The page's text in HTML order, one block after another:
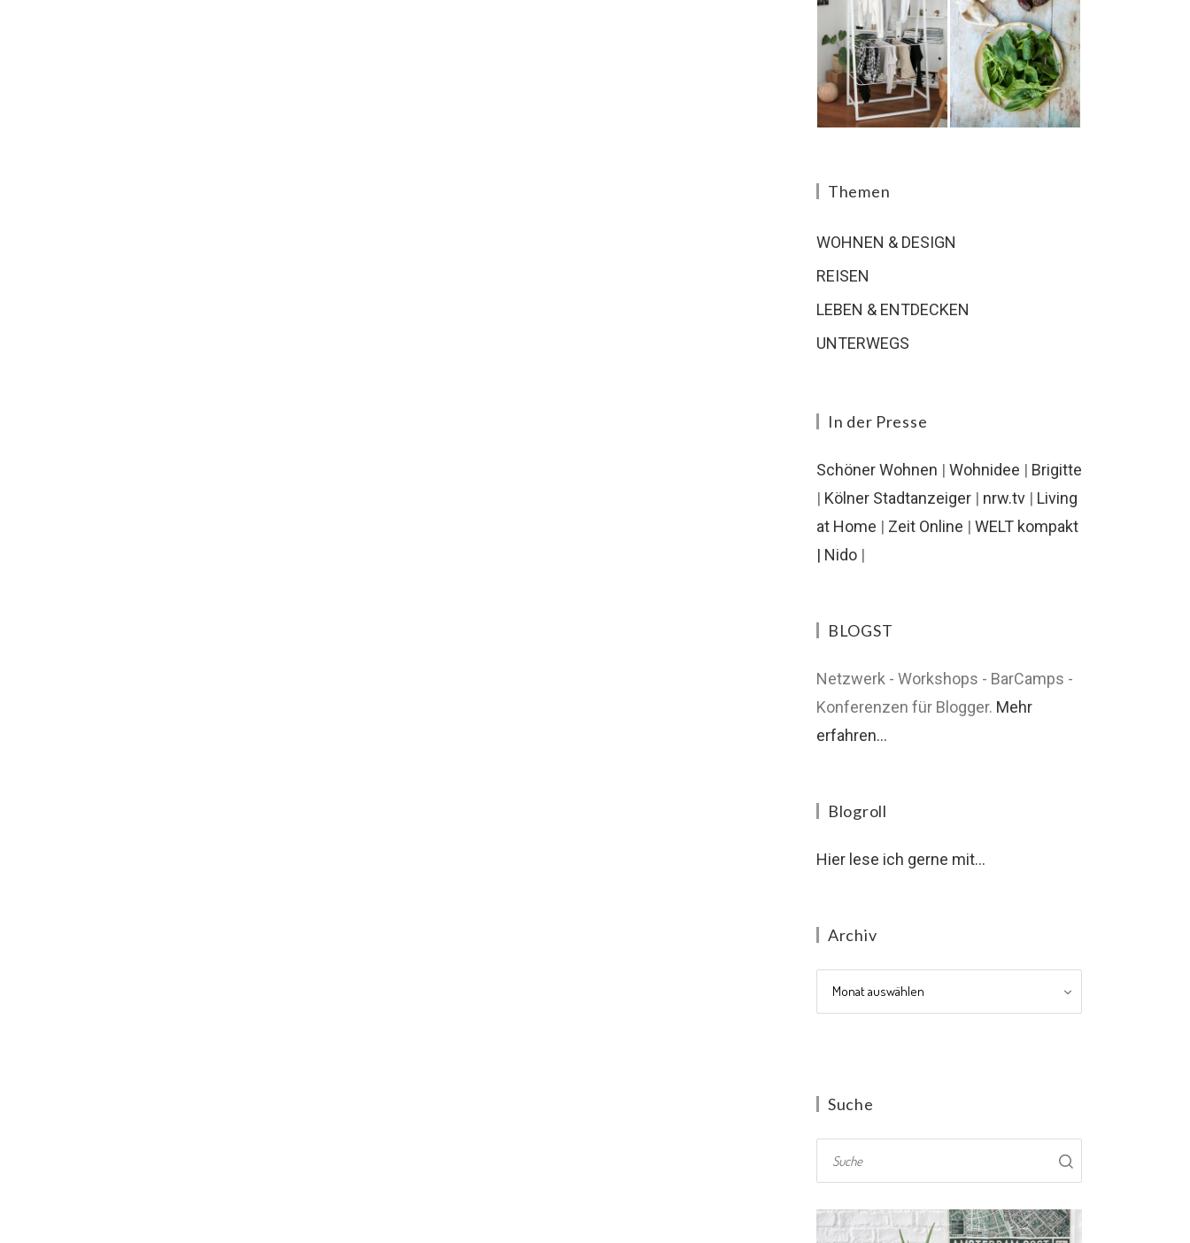
Themen
WOHNEN & DESIGN
REISEN
LEBEN & ENTDECKEN
UNTERWEGS
In der Presse
Schöner Wohnen | Wohnidee | Brigitte
| Kölner Stadtanzeiger | nrw.tv | Living
at Home | Zeit Online | WELT kompakt
| Nido |
BLOGST
Netzwerk - Workshops - BarCamps -
Konferenzen für Blogger. Mehr
erfahren...
Blogroll
Hier lese ich gerne mit...
Archiv
Archiv
Suche